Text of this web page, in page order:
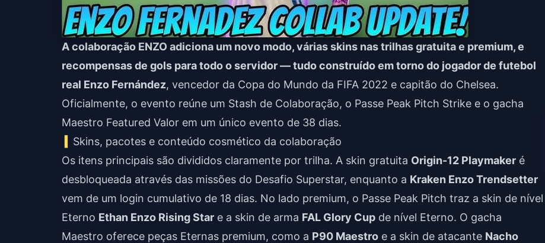
A colaboração ENZO adiciona um novo modo, várias skins nas trilhas gratuita e premium, e
recompensas de gols para todo o servidor — tudo construído em torno do jogador de futebol
real Enzo Fernández, vencedor da Copa do Mundo da FIFA 2022 e capitão do Chelsea.
Oficialmente, o evento reúne um Stash de Colaboração, o Passe Peak Pitch Strike e o gacha
Maestro Featured Valor em um único evento de 38 dias.
Skins, pacotes e conteúdo cosmético da colaboração
Os itens principais são divididos claramente por trilha. A skin gratuita Origin-12 Playmaker é
desbloqueada através das missões do Desafio Superstar, enquanto a Kraken Enzo Trendsetter
vem de um login cumulativo de 18 dias. No lado premium, o Passe Peak Pitch traz a skin de nível
Eterno Ethan Enzo Rising Star e a skin de arma FAL Glory Cup de nível Eterno. O gacha
Maestro oferece peças Eternas premium, como a P90 Maestro e a skin de atacante Nacho